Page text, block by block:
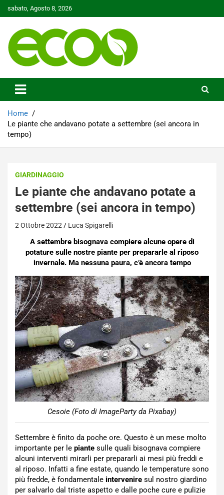
to
sabato, Agosto 8, 2026
Ecoo.it
Home
Le piante che andavano potate a settembre (sei ancora in
tempo)
GIARDINAGGIO
Le piante che andavano potate a
settembre (sei ancora in tempo)
2 Ottobre 2022 Luca Spigarelli
A settembre bisognava compiere alcune opere di
potature sulle nostre piante per prepararle al riposo
invernale. Ma nessuna paura, c’è ancora tempo
Cesoie (Foto di ImageParty da Pixabay)
Settembre è finito da poche ore. Questo è un mese molto
importante per le piante sulle quali bisognava compiere
alcuni interventi mirarli per prepararli ai mesi più freddi e
al riposo. Infatti a fine estate, quando le temperature sono
più fredde, è fondamentale intervenire sul nostro giardino
per salvarlo dal triste aspetto e dalle poche cure e pulizie